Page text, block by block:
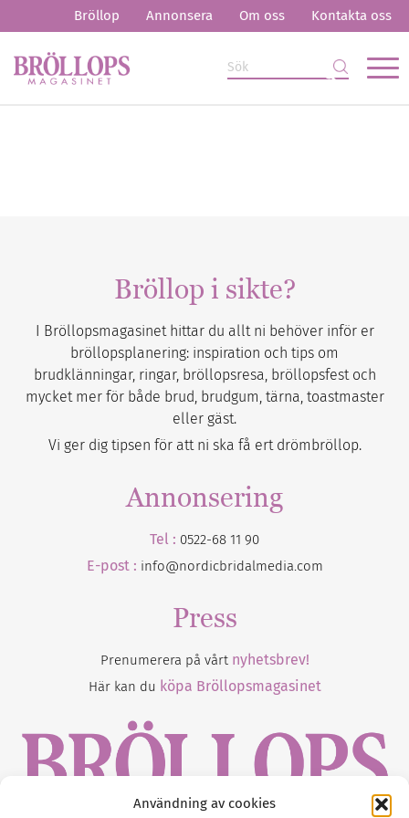
Användning av cookies
Bröllop Annonsera Om oss Kontakta oss
Bröllop i sikte?
I Bröllopsmagasinet hittar du allt ni behöver inför er
bröllopsplanering: inspiration och tips om
brudklänningar, ringar, bröllopsresa, bröllopsfest och
mycket mer för både brud, brudgum, tärna, toastmaster
eller gäst.
Vi ger dig tipsen för att ni ska få ert drömbröllop.
Annonsering
Tel : 0522-68 11 90
E-post : info@nordicbridalmedia.com
Press
Prenumerera på vårt nyhetsbrev!
Här kan du köpa Bröllopsmagasinet